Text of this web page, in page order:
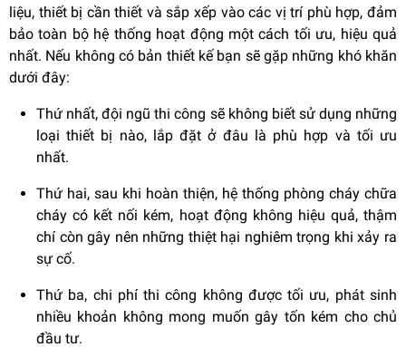
liệu, thiết bị cần thiết và sắp xếp vào các vị trí phù hợp, đảm
bảo toàn bộ hệ thống hoạt động một cách tối ưu, hiệu quả
nhất. Nếu không có bản thiết kế bạn sẽ gặp những khó khăn
dưới đây:
Thứ nhất, đội ngũ thi công sẽ không biết sử dụng những
loại thiết bị nào, lắp đặt ở đâu là phù hợp và tối ưu
nhất.
Thứ hai, sau khi hoàn thiện, hệ thống phòng cháy chữa
cháy có kết nối kém, hoạt động không hiệu quả, thậm
chí còn gây nên những thiệt hại nghiêm trọng khi xảy ra
sự cố.
Thứ ba, chi phí thi công không được tối ưu, phát sinh
nhiều khoản không mong muốn gây tốn kém cho chủ
đầu tư.